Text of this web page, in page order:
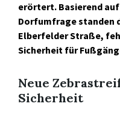
erörtert. Basierend
Dorfumfrage standen
Elberfelder Straße,
Sicherheit für
Neue
Sicherheit